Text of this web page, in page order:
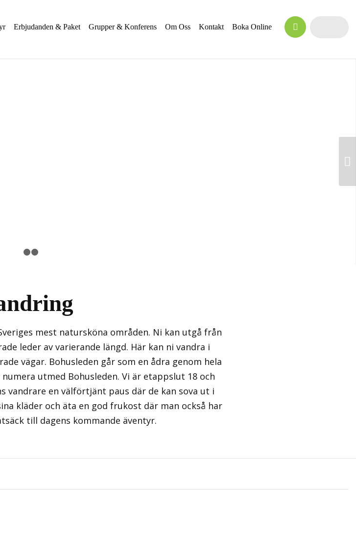
Erbjudanden & Paket Grupper & Konferens Om Oss Kontakt Boka Online
mest natursköna områden. Ni kan utgå från
leder av varierande längd. Här kan ni vandra i
vägar. Bohusleden går som en ådra genom hela
utmed Bohusleden. Vi är etappslut 18 och
vandrare en välförtjänt paus där de kan sova ut i
kläder och äta en god frukost där man också har
till dagens kommande äventyr.